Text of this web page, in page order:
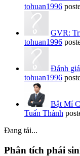
tohuan1996
GVR:
tohuan1996
Đánh
tohuan1996
Bật Mí
Tuấn Thành
Đang tải...
Phân tích phái